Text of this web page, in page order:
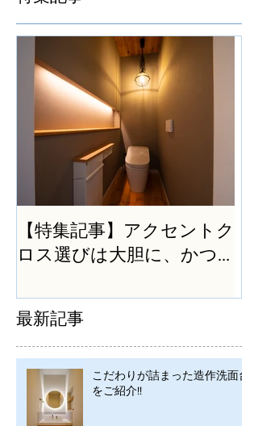
【特集記事】アクセントク
ロス選びは大胆に、かつ
最新記事
こだわりが詰まった造作洗面台
をご紹介!!